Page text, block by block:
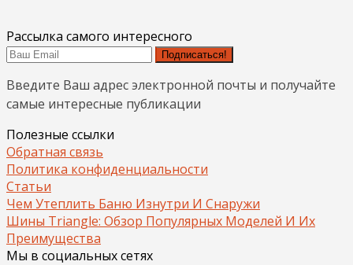
Рассылка самого интересного
Подписаться!
Введите Ваш адрес электронной почты и получайте
самые интересные публикации
Полезные ссылки
Обратная связь
Политика конфиденциальности
Статьи
Чем Утеплить Баню Изнутри И Снаружи
Шины Triangle: Обзор Популярных Моделей И Их
Преимущества
Мы в социальных сетях